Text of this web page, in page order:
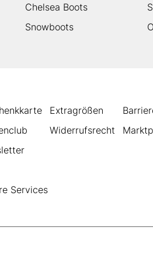
Chelsea Boots
Snowboots
Services
Extragrößen
Widerrufsrecht